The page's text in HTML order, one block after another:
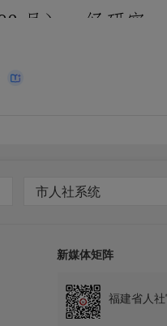
市人社系统
新媒体矩阵
福建省人